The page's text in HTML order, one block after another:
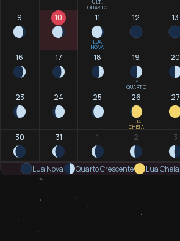
ÚLT.
QUARTO
9 10 11
LUA
NOVA
12 13
16 17 18 19
1º
QUARTO
20
23 24 25 26
LUA
CHEIA
27
30 31 1 2 3
Lua Nova Quarto Crescente Lua Cheia